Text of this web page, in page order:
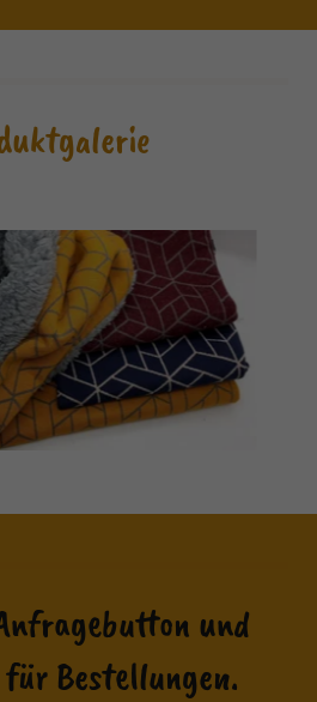
und
Bestellungen.